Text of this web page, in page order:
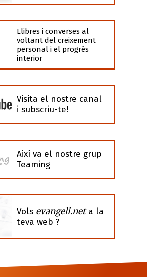
Llibres i converses al
voltant del creixement
personal i el progrés
interior
Visita el nostre canal
i subscriu-te!
Així va el nostre grup
Teaming
Vols evangeli.neta la
teva web ?